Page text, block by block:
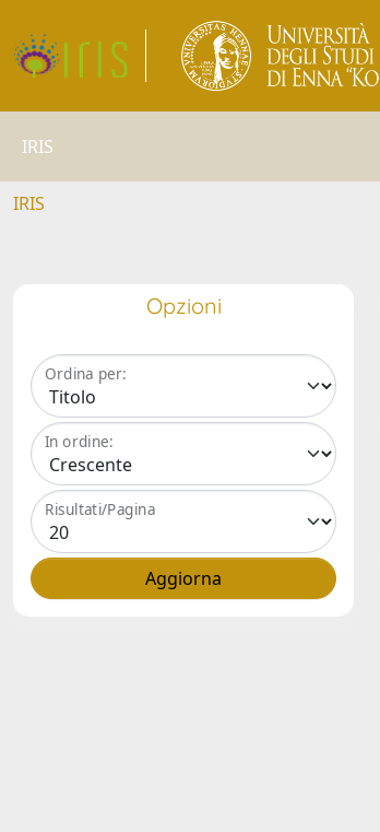
IRIS
IRIS
Opzioni
Ordina per:
In ordine:
Risultati/Pagina